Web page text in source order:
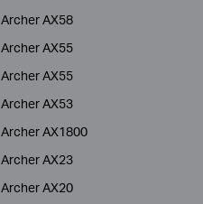
Archer AX58
Archer AX55
Archer AX55
Archer AX53
Archer AX1800
Archer AX23
Archer AX20